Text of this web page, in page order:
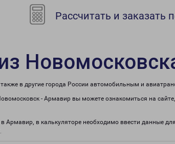
Рассчитать и заказать
в другие города России автомобильным и
- Армавир вы можете ознакомиться на
Армавир, в калькуляторе необходимо ввести данные